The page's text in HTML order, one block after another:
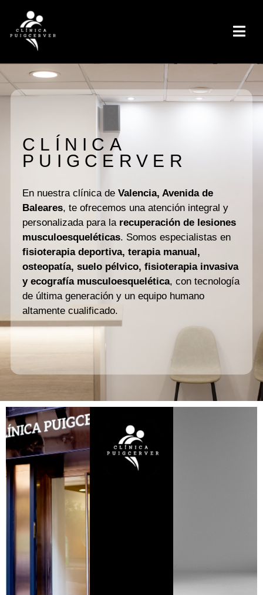
CLÍNICA
PUIGCERVER
En nuestra clínica de Valencia, Avenida de
Baleares, te ofrecemos una atención integral y
personalizada para la recuperación de lesiones
musculoesqueléticas. Somos especialistas en
fisioterapia deportiva, terapia manual,
osteopatía, suelo pélvico, fisioterapia invasiva
y ecografía musculoesquelética, con tecnología
de última generación y un equipo humano
altamente cualificado.